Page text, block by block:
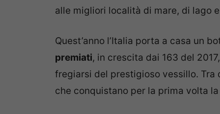
alle migliori località di mare, di lago
Quest’anno l’Italia porta a casa un
premiati, in crescita dai 163 del
fregiarsi del prestigioso vessillo.
che conquistano per la prima volta la